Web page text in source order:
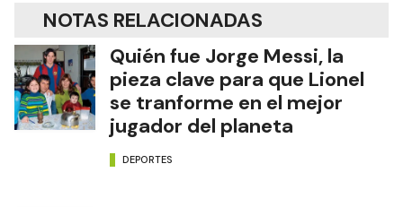
NOTAS RELACIONADAS
Quién fue Jorge Messi, la
pieza clave para que Lionel
se tranforme en el mejor
jugador del planeta
DEPORTES